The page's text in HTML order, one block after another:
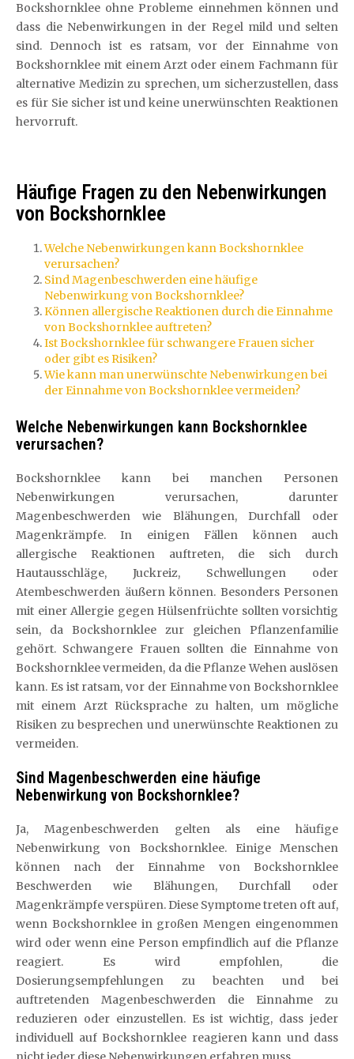
Bockshornklee ohne Probleme einnehmen können und
dass die Nebenwirkungen in der Regel mild und selten
sind. Dennoch ist es ratsam, vor der Einnahme von
Bockshornklee mit einem Arzt oder einem Fachmann für
alternative Medizin zu sprechen, um sicherzustellen, dass
es für Sie sicher ist und keine unerwünschten Reaktionen
hervorruft.
Häufige Fragen zu den Nebenwirkungen
von Bockshornklee
Welche Nebenwirkungen kann Bockshornklee
verursachen?
Sind Magenbeschwerden eine häufige
Nebenwirkung von Bockshornklee?
Können allergische Reaktionen durch die Einnahme
von Bockshornklee auftreten?
Ist Bockshornklee für schwangere Frauen sicher
oder gibt es Risiken?
Wie kann man unerwünschte Nebenwirkungen bei
der Einnahme von Bockshornklee vermeiden?
Welche Nebenwirkungen kann Bockshornklee
verursachen?
Bockshornklee kann bei manchen Personen
Nebenwirkungen verursachen, darunter
Magenbeschwerden wie Blähungen, Durchfall oder
Magenkrämpfe. In einigen Fällen können auch
allergische Reaktionen auftreten, die sich durch
Hautausschläge, Juckreiz, Schwellungen oder
Atembeschwerden äußern können. Besonders Personen
mit einer Allergie gegen Hülsenfrüchte sollten vorsichtig
sein, da Bockshornklee zur gleichen Pflanzenfamilie
gehört. Schwangere Frauen sollten die Einnahme von
Bockshornklee vermeiden, da die Pflanze Wehen auslösen
kann. Es ist ratsam, vor der Einnahme von Bockshornklee
mit einem Arzt Rücksprache zu halten, um mögliche
Risiken zu besprechen und unerwünschte Reaktionen zu
vermeiden.
Sind Magenbeschwerden eine häufige
Nebenwirkung von Bockshornklee?
Ja, Magenbeschwerden gelten als eine häufige
Nebenwirkung von Bockshornklee. Einige Menschen
können nach der Einnahme von Bockshornklee
Beschwerden wie Blähungen, Durchfall oder
Magenkrämpfe verspüren. Diese Symptome treten oft auf,
wenn Bockshornklee in großen Mengen eingenommen
wird oder wenn eine Person empfindlich auf die Pflanze
reagiert. Es wird empfohlen, die
Dosierungsempfehlungen zu beachten und bei
auftretenden Magenbeschwerden die Einnahme zu
reduzieren oder einzustellen. Es ist wichtig, dass jeder
individuell auf Bockshornklee reagieren kann und dass